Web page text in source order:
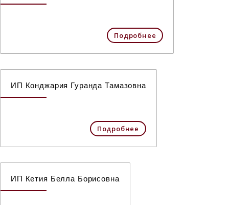
Подробнее
ИП Конджария Гуранда Тамазовна
Подробнее
ИП Кетия Белла Борисовна